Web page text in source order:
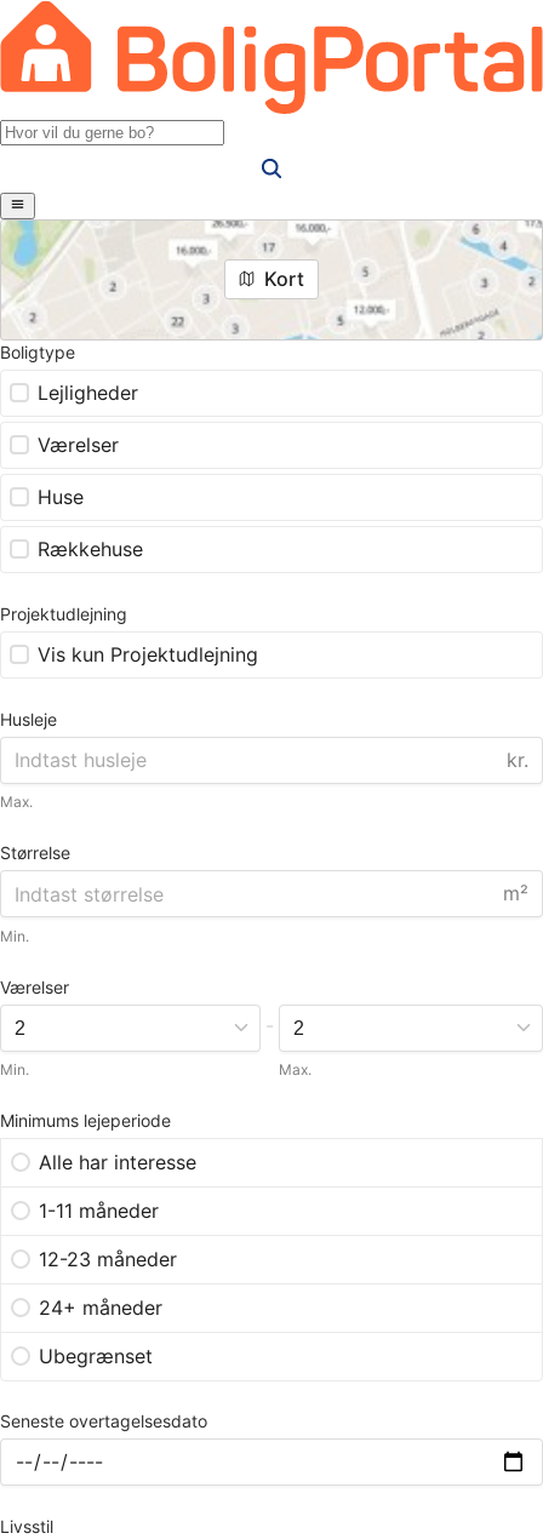
Kort
Boligtype
Lejligheder
Værelser
Huse
Rækkehuse
Projektudlejning
Vis kun Projektudlejning
Husleje
kr.
Max.
Størrelse
m²
Min.
Værelser
Min.
-
Max.
Minimums lejeperiode
Alle har interesse
1-11 måneder
12-23 måneder
24+ måneder
Ubegrænset
Seneste overtagelsesdato
Livsstil